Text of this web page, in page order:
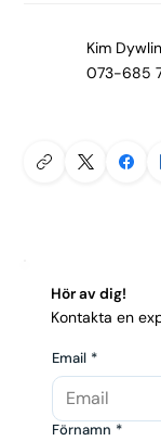
Kim
073-685
Hör av dig!
Kontakta en
Email *
Förnamn *